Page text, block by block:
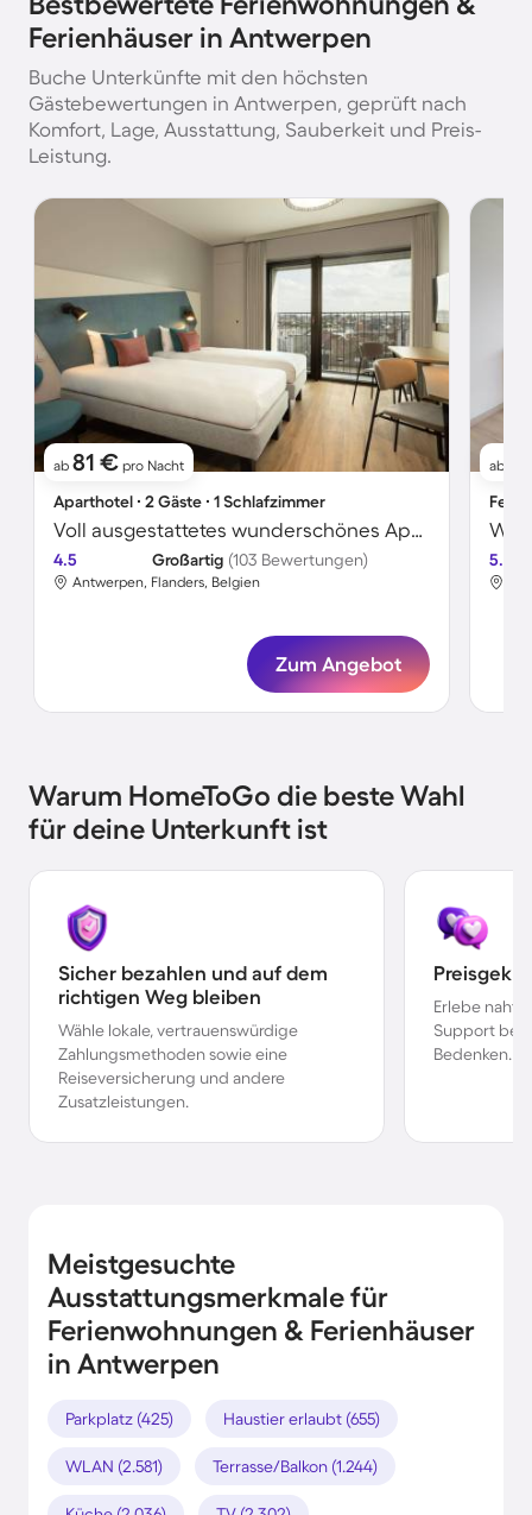
Ferienhäuser in Antwerpen
Buche Unterkünfte mit den höchsten
Gästebewertungen in Antwerpen, geprüft nach
Komfort, Lage, Ausstattung, Sauberkeit und Preis-
Leistung.
ab 81 € pro Nacht
Aparthotel ∙ 2 Gäste ∙ 1 Schlafzimmer
Voll ausgestattetes wunderschönes Aparthotel mit schnellem Internet | Bahnhof Antwerpen-Centraal-Nähe | Ideal für Homeoffice
4.5 Großartig (103 Bewertungen)
Antwerpen, Flanders, Belgien
Zum Angebot
ab
5.0
Warum HomeToGo die beste Wahl
für deine Unterkunft ist
Sicher bezahlen und auf dem
richtigen Weg bleiben
Wähle lokale, vertrauenswürdige
Zahlungsmethoden sowie eine
Reiseversicherung und andere
Zusatzleistungen.
Erlebe
Support bei
Bedenken.
Meistgesuchte
Ausstattungsmerkmale für
Ferienwohnungen & Ferienhäuser
in Antwerpen
Parkplatz (425) Haustier erlaubt (655)
WLAN (2.581) Terrasse/Balkon (1.244)